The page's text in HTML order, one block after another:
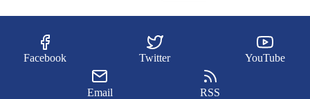
Facebook Twitter YouTube
Email RSS